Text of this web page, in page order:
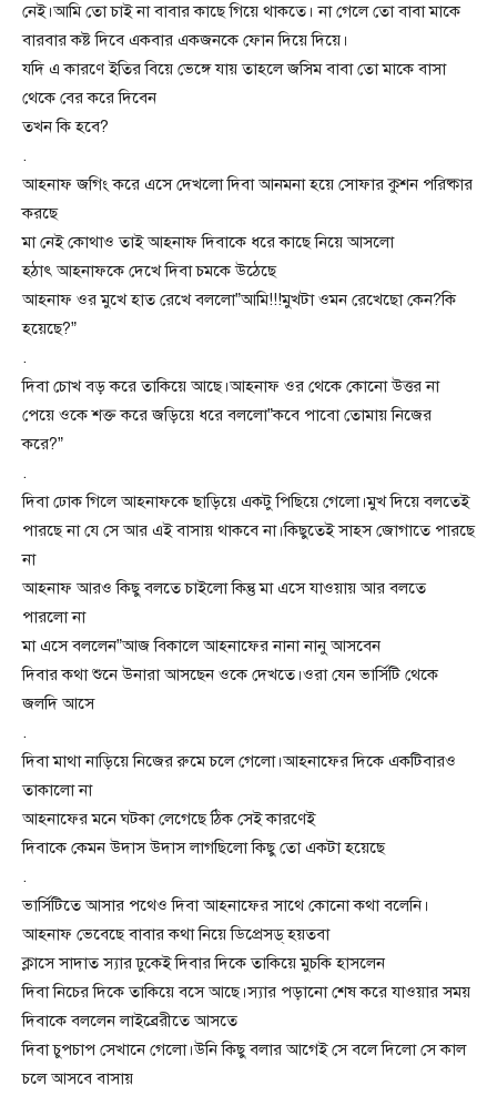
নেই।আমি তো চাই না বাবার কাছে গিয়ে থাকতে। না গেলে তো বাবা মাকে
বারবার কষ্ট দিবে একবার একজনকে ফোন দিয়ে দিয়ে।
যদি এ কারণে ইতির বিয়ে ভেঙ্গে যায় তাহলে জসিম বাবা তো মাকে বাসা
থেকে বের করে দিবেন
তখন কি হবে?
.
আহনাফ জগিং করে এসে দেখলো দিবা আনমনা হয়ে সোফার কুশন পরিষ্কার
করছে
মা নেই কোথাও তাই আহনাফ দিবাকে ধরে কাছে নিয়ে আসলো
হঠাৎ আহনাফকে দেখে দিবা চমকে উঠেছে
আহনাফ ওর মুখে হাত রেখে বললো”আমি!!!মুখটা ওমন রেখেছো কেন?কি
হয়েছে?”
.
দিবা চোখ বড় করে তাকিয়ে আছে।আহনাফ ওর থেকে কোনো উত্তর না
পেয়ে ওকে শক্ত করে জড়িয়ে ধরে বললো”কবে পাবো তোমায় নিজের
করে?”
.
দিবা ঢোক গিলে আহনাফকে ছাড়িয়ে একটু পিছিয়ে গেলো।মুখ দিয়ে বলতেই
পারছে না যে সে আর এই বাসায় থাকবে না।কিছুতেই সাহস জোগাতে পারছে
না
আহনাফ আরও কিছু বলতে চাইলো কিন্তু মা এসে যাওয়ায় আর বলতে
পারলো না
মা এসে বললেন”আজ বিকালে আহনাফের নানা নানু আসবেন
দিবার কথা শুনে উনারা আসছেন ওকে দেখতে।ওরা যেন ভার্সিটি থেকে
জলদি আসে
.
দিবা মাথা নাড়িয়ে নিজের রুমে চলে গেলো।আহনাফের দিকে একটিবারও
তাকালো না
আহনাফের মনে ঘটকা লেগেছে ঠিক সেই কারণেই
দিবাকে কেমন উদাস উদাস লাগছিলো কিছু তো একটা হয়েছে
.
ভার্সিটিতে আসার পথেও দিবা আহনাফের সাথে কোনো কথা বলেনি।
আহনাফ ভেবেছে বাবার কথা নিয়ে ডিপ্রেসড্ হয়তবা
ক্লাসে সাদাত স্যার ঢুকেই দিবার দিকে তাকিয়ে মুচকি হাসলেন
দিবা নিচের দিকে তাকিয়ে বসে আছে।স্যার পড়ানো শেষ করে যাওয়ার সময়
দিবাকে বললেন লাইব্রেরীতে আসতে
দিবা চুপচাপ সেখানে গেলো।উনি কিছু বলার আগেই সে বলে দিলো সে কাল
চলে আসবে বাসায়